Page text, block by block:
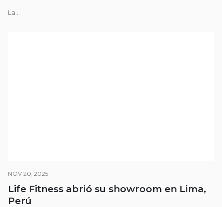
La...
NOV 20, 2025
Life Fitness abrió su showroom en Lima,
Perú